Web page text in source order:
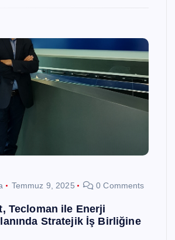
Temmuz 9, 2025 0 Comments
Tecloman ile Enerji
Stratejik İş Birliğine